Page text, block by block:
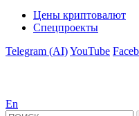
Цены криптовалют
Спецпроекты
Telegram (AI)YouTube
En